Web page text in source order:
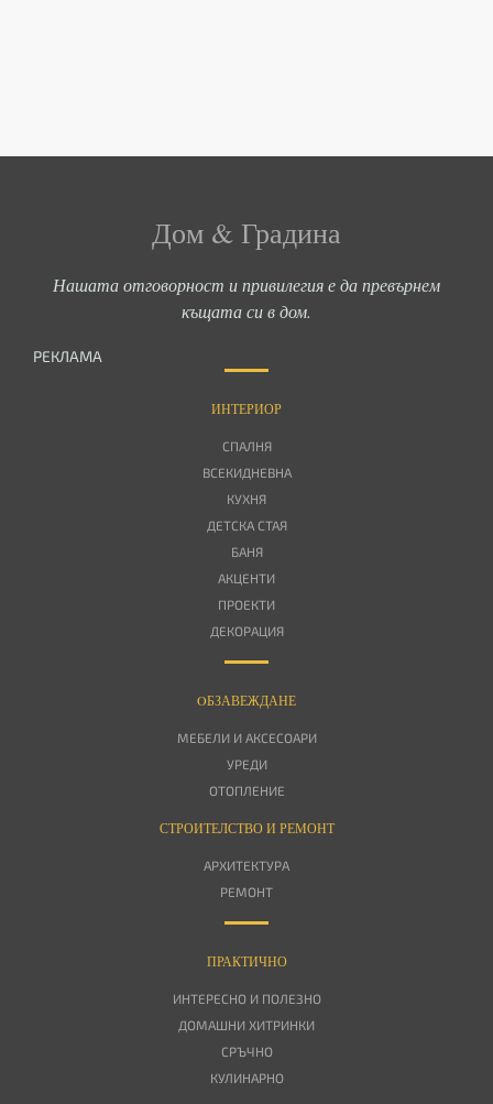
Дом & Градина
Нашата отговорност и привилегия е да превърнем
къщата си в дом.
РЕКЛАМА
ИНТЕРИОР
СПАЛНЯ
ВСЕКИДНЕВНА
КУХНЯ
ДЕТСКА СТАЯ
БАНЯ
АКЦЕНТИ
ПРОЕКТИ
ДЕКОРАЦИЯ
OБЗАВЕЖДАНЕ
МЕБЕЛИ И АКСЕСОАРИ
УРЕДИ
ОТОПЛЕНИЕ
СТРОИТЕЛСТВО И РЕМОНТ
АРХИТЕКТУРА
РЕМОНТ
ПРАКТИЧНО
ИНТЕРЕСНО И ПОЛЕЗНО
ДОМАШНИ ХИТРИНКИ
СРЪЧНО
КУЛИНАРНО